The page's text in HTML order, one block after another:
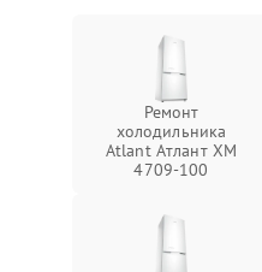
Ремонт
холодильника
Atlant Атлант XM
4709-100